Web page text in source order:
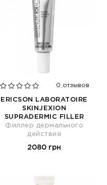
0 отзывов
ERICSON LABORATOIRE
SKINJEXION
SUPRADERMIC FILLER
Филлер дермального
действия
2080 грн